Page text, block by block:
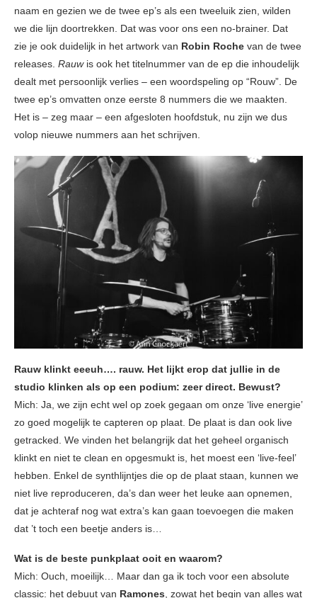
naam en gezien we de twee ep’s als een tweeluik zien, wilden
we die lijn doortrekken. Dat was voor ons een no-brainer. Dat
zie je ook duidelijk in het artwork van Robin Roche van de twee
releases. Rauw is ook het titelnummer van de ep die inhoudelijk
dealt met persoonlijk verlies – een woordspeling op “Rouw”. De
twee ep’s omvatten onze eerste 8 nummers die we maakten.
Het is – zeg maar – een afgesloten hoofdstuk, nu zijn we dus
volop nieuwe nummers aan het schrijven.
Rauw klinkt eeeuh…. rauw. Het lijkt erop dat jullie in de
studio klinken als op een podium: zeer direct. Bewust?
Mich: Ja, we zijn echt wel op zoek gegaan om onze ‘live energie’
zo goed mogelijk te capteren op plaat. De plaat is dan ook live
getracked. We vinden het belangrijk dat het geheel organisch
klinkt en niet te clean en opgesmukt is, het moest een ‘live-feel’
hebben. Enkel de synthlijntjes die op de plaat staan, kunnen we
niet live reproduceren, da’s dan weer het leuke aan opnemen,
dat je achteraf nog wat extra’s kan gaan toevoegen die maken
dat ’t toch een beetje anders is…
Wat is de beste punkplaat ooit en waarom?
Mich: Ouch, moeilijk… Maar dan ga ik toch voor een absolute
classic: het debuut van Ramones , zowat het begin van alles wat